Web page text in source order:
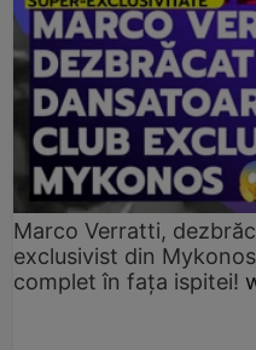
Marco Verratti,
exclusivist din
complet în fața ispitei!